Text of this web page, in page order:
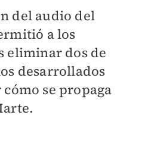
del audio del
a los
eliminar dos de
desarrollados
se propaga